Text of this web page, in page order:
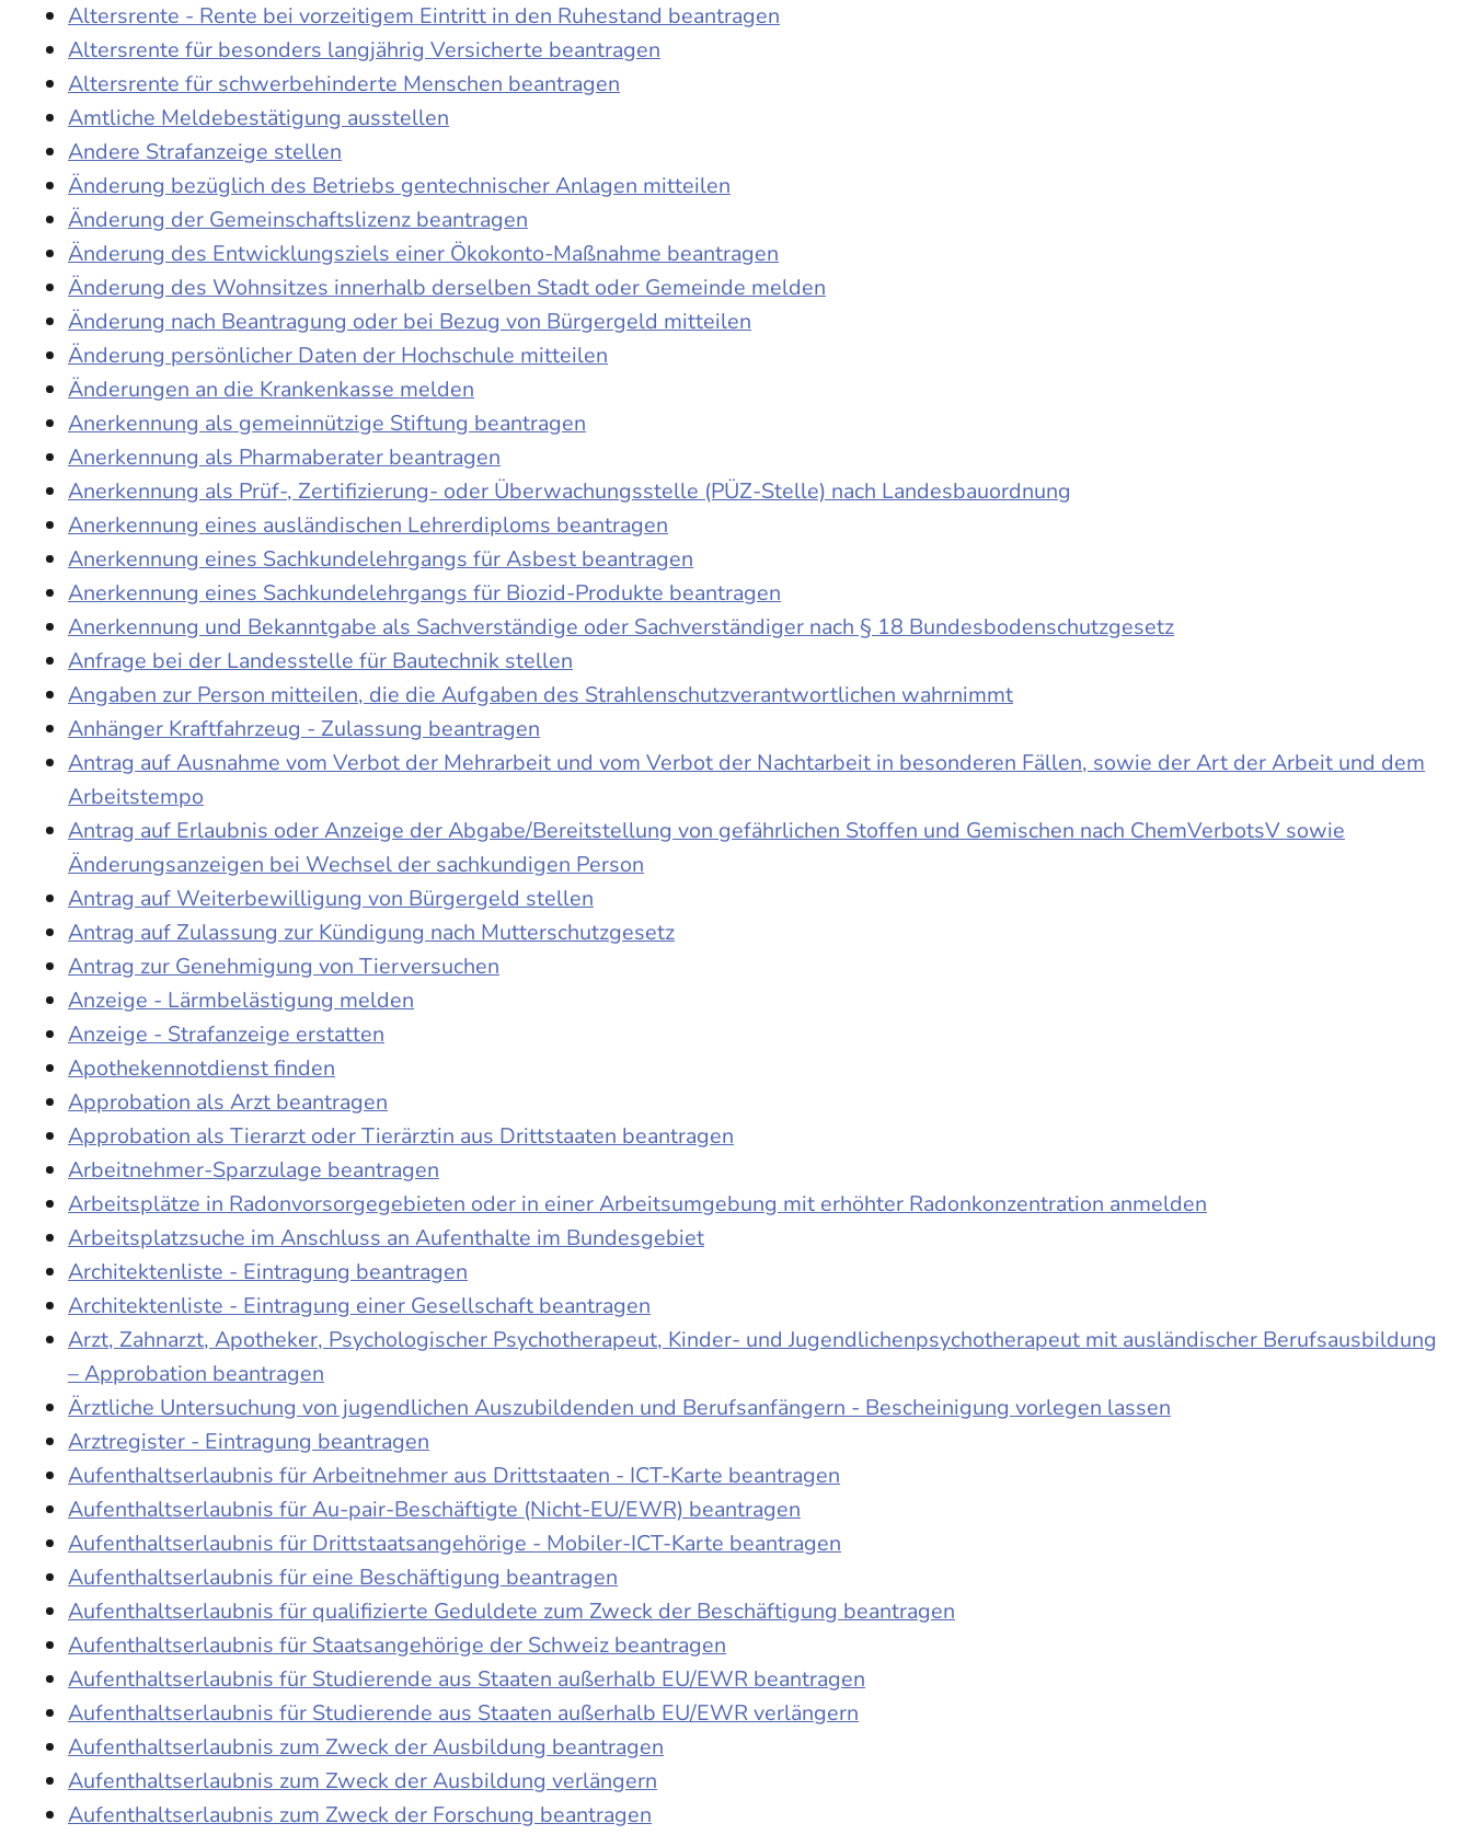
Altersrente - Rente bei vorzeitigem Eintritt in den Ruhestand beantragen
Altersrente für besonders langjährig Versicherte beantragen
Altersrente für schwerbehinderte Menschen beantragen
Amtliche Meldebestätigung ausstellen
Andere Strafanzeige stellen
Änderung bezüglich des Betriebs gentechnischer Anlagen mitteilen
Änderung der Gemeinschaftslizenz beantragen
Änderung des Entwicklungsziels einer Ökokonto-Maßnahme beantragen
Änderung des Wohnsitzes innerhalb derselben Stadt oder Gemeinde melden
Änderung nach Beantragung oder bei Bezug von Bürgergeld mitteilen
Änderung persönlicher Daten der Hochschule mitteilen
Änderungen an die Krankenkasse melden
Anerkennung als gemeinnützige Stiftung beantragen
Anerkennung als Pharmaberater beantragen
Anerkennung als Prüf-, Zertifizierung- oder Überwachungsstelle (PÜZ-Stelle) nach Landesbauordnung
Anerkennung eines ausländischen Lehrerdiploms beantragen
Anerkennung eines Sachkundelehrgangs für Asbest beantragen
Anerkennung eines Sachkundelehrgangs für Biozid-Produkte beantragen
Anerkennung und Bekanntgabe als Sachverständige oder Sachverständiger nach § 18 Bundesbodenschutzgesetz
Anfrage bei der Landesstelle für Bautechnik stellen
Angaben zur Person mitteilen, die die Aufgaben des Strahlenschutzverantwortlichen wahrnimmt
Anhänger Kraftfahrzeug - Zulassung beantragen
Antrag auf Ausnahme vom Verbot der Mehrarbeit und vom Verbot der Nachtarbeit in besonderen Fällen, sowie der Art der Arbeit und dem
Arbeitstempo
Antrag auf Erlaubnis oder Anzeige der Abgabe/Bereitstellung von gefährlichen Stoffen und Gemischen nach ChemVerbotsV sowie
Änderungsanzeigen bei Wechsel der sachkundigen Person
Antrag auf Weiterbewilligung von Bürgergeld stellen
Antrag auf Zulassung zur Kündigung nach Mutterschutzgesetz
Antrag zur Genehmigung von Tierversuchen
Anzeige - Lärmbelästigung melden
Anzeige - Strafanzeige erstatten
Apothekennotdienst finden
Approbation als Arzt beantragen
Approbation als Tierarzt oder Tierärztin aus Drittstaaten beantragen
Arbeitnehmer-Sparzulage beantragen
Arbeitsplätze in Radonvorsorgegebieten oder in einer Arbeitsumgebung mit erhöhter Radonkonzentration anmelden
Arbeitsplatzsuche im Anschluss an Aufenthalte im Bundesgebiet
Architektenliste - Eintragung beantragen
Architektenliste - Eintragung einer Gesellschaft beantragen
Arzt, Zahnarzt, Apotheker, Psychologischer Psychotherapeut, Kinder- und Jugendlichenpsychotherapeut mit ausländischer Berufsausbildung
– Approbation beantragen
Ärztliche Untersuchung von jugendlichen Auszubildenden und Berufsanfängern - Bescheinigung vorlegen lassen
Arztregister - Eintragung beantragen
Aufenthaltserlaubnis für Arbeitnehmer aus Drittstaaten - ICT-Karte beantragen
Aufenthaltserlaubnis für Au-pair-Beschäftigte (Nicht-EU/EWR) beantragen
Aufenthaltserlaubnis für Drittstaatsangehörige - Mobiler-ICT-Karte beantragen
Aufenthaltserlaubnis für eine Beschäftigung beantragen
Aufenthaltserlaubnis für qualifizierte Geduldete zum Zweck der Beschäftigung beantragen
Aufenthaltserlaubnis für Staatsangehörige der Schweiz beantragen
Aufenthaltserlaubnis für Studierende aus Staaten außerhalb EU/EWR beantragen
Aufenthaltserlaubnis für Studierende aus Staaten außerhalb EU/EWR verlängern
Aufenthaltserlaubnis zum Zweck der Ausbildung beantragen
Aufenthaltserlaubnis zum Zweck der Ausbildung verlängern
Aufenthaltserlaubnis zum Zweck der Forschung beantragen